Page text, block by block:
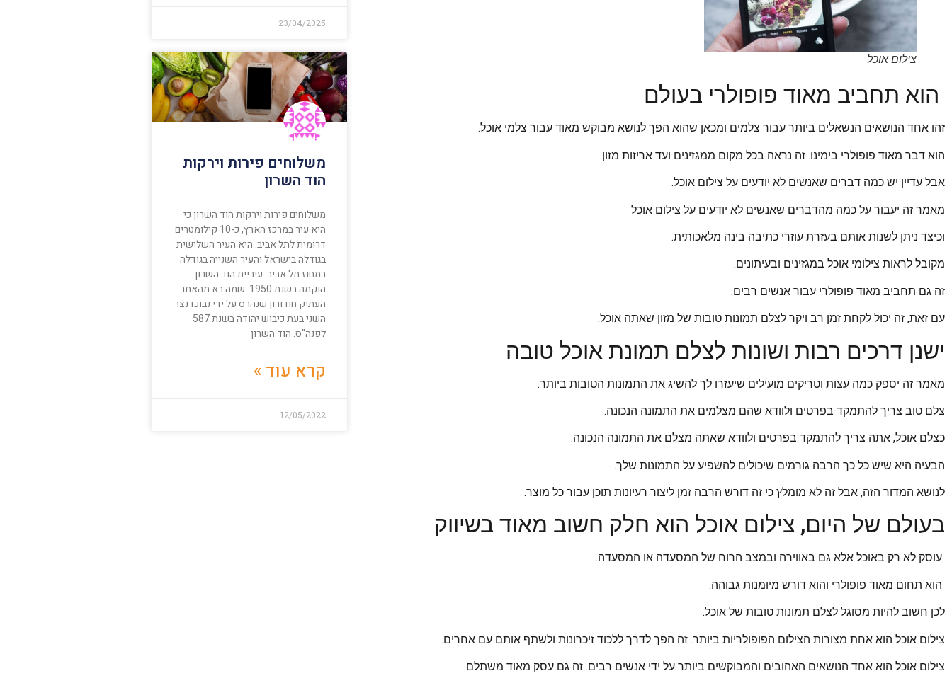
צילום אוכל
הוא תחביב מאוד פופולרי בעולם
זהו אחד הנושאים הנשאלים ביותר עבור צלמים ומכאן שהוא הפך לנושא מבוקש מאוד עבור צלמי אוכל.
הוא דבר מאוד פופולרי בימינו. זה נראה בכל מקום ממגזינים ועד אריזות מזון.
אבל עדיין יש כמה דברים שאנשים לא יודעים על צילום אוכל.
מאמר זה יעבור על כמה מהדברים שאנשים לא יודעים על צילום אוכל
וכיצד ניתן לשנות אותם בעזרת עוזרי כתיבה בינה מלאכותית.
מקובל לראות צילומי אוכל במגזינים ובעיתונים.
זה גם תחביב מאוד פופולרי עבור אנשים רבים.
עם זאת, זה יכול לקחת זמן רב ויקר לצלם תמונות טובות של מזון שאתה אוכל.
ישנן דרכים רבות ושונות לצלם תמונת אוכל טובה
מאמר זה יספק כמה עצות וטריקים מועילים שיעזרו לך להשיג את התמונות הטובות ביותר.
צלם טוב צריך להתמקד בפרטים ולוודא שהם מצלמים את התמונה הנכונה.
כצלם אוכל, אתה צריך להתמקד בפרטים ולוודא שאתה מצלם את התמונה הנכונה.
הבעיה היא שיש כל כך הרבה גורמים שיכולים להשפיע על התמונות שלך.
לנושא המדור הזה, אבל זה לא מומלץ כי זה דורש הרבה זמן ליצור רעיונות תוכן עבור כל מוצר.
בעולם של היום, צילום אוכל הוא חלק חשוב מאוד בשיווק
עוסק לא רק באוכל אלא גם באווירה ובמצב הרוח של המסעדה או המסעדה.
הוא תחום מאוד פופולרי והוא דורש מיומנות גבוהה.
לכן חשוב להיות מסוגל לצלם תמונות טובות של אוכל.
צילום אוכל הוא אחת מצורות הצילום הפופולריות ביותר. זה הפך לדרך ללכוד זיכרונות ולשתף אותם עם אחרים.
צילום אוכל הוא אחד הנושאים האהובים והמבוקשים ביותר על ידי אנשים רבים. זה גם עסק מאוד משתלם.
23/04/2025
משלוחים פירות וירקות
הוד השרון
משלוחים פירות וירקות הוד השרון כי
היא עיר במרכז הארץ, כ-10 קילומטרים
דרומית לתל אביב. היא העיר השלישית
בגודלה בישראל והעיר השנייה בגודלה
במחוז תל אביב. עיריית הוד השרון
הוקמה בשנת 1950. שמה בא מהאתר
העתיק חודורון שנהרס על ידי נבוכדנצר
השני בעת כיבוש יהודה בשנת 587
לפנה"ס. הוד השרון
קרא עוד »
12/05/2022